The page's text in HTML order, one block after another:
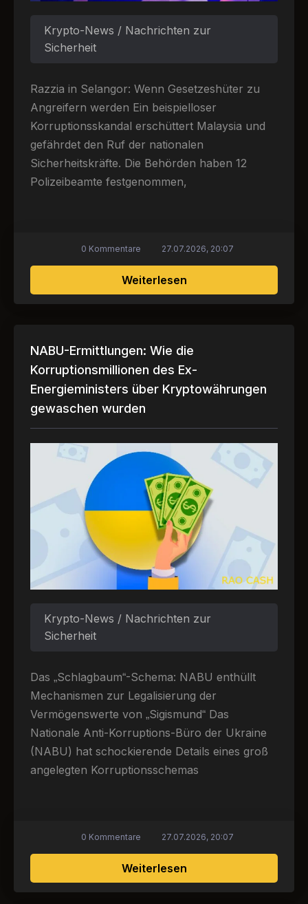
Krypto-News / Nachrichten zur
Sicherheit
Razzia in Selangor: Wenn Gesetzeshüter zu
Angreifern werden Ein beispielloser
Korruptionsskandal erschüttert Malaysia und
gefährdet den Ruf der nationalen
Sicherheitskräfte. Die Behörden haben 12
Polizeibeamte festgenommen,
Weiterlesenüber Skandal in
0 Kommentare 27.07.2026, 20:07
NABU-Ermittlungen: Wie die
Korruptionsmillionen des Ex-
Energieministers über Kryptowährungen
gewaschen wurden
Krypto-News / Nachrichten zur
Sicherheit
Das „Schlagbaum“-Schema: NABU enthüllt
Mechanismen zur Legalisierung der
Vermögenswerte von „Sigismund“ Das
Nationale Anti-Korruptions-Büro der Ukraine
(NABU) hat schockierende Details eines groß
angelegten Korruptionsschemas
Weiterlesenüber NABU-
0 Kommentare 27.07.2026, 20:07